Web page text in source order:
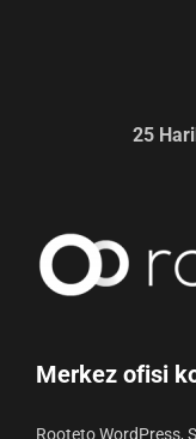
25
Merkez ofisi
Rooteto WordPress,